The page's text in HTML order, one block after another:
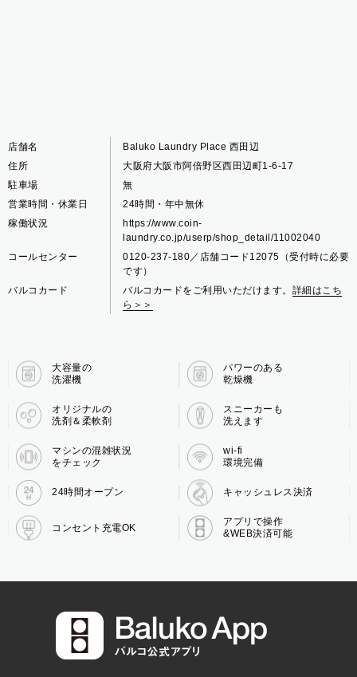
店舗名
Baluko Laundry Place 西田辺
住所
大阪府大阪市阿倍野区西田辺町1-6-17
駐車場
無
営業時間・休業日
24時間・年中無休
稼働状況
https://www.coin-
laundry.co.jp/userp/shop_detail/11002040
コールセンター
0120-237-180／店舗コード12075（受付時に必要
です）
バルコカード
バルコカードをご利用いただけます。 詳細はこち
ら＞＞
大容量の
洗濯機
パワーのある
乾燥機
オリジナルの
洗剤＆柔軟剤
スニーカーも
洗えます
マシンの混雑状況
をチェック
wi-fi
環境完備
24時間オープン キャッシュレス決済
コンセント充電OK
アプリで操作
&WEB決済可能